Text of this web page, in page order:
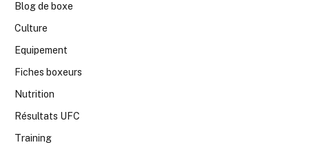
Blog de boxe
Culture
Equipement
Fiches boxeurs
Nutrition
Résultats UFC
Training